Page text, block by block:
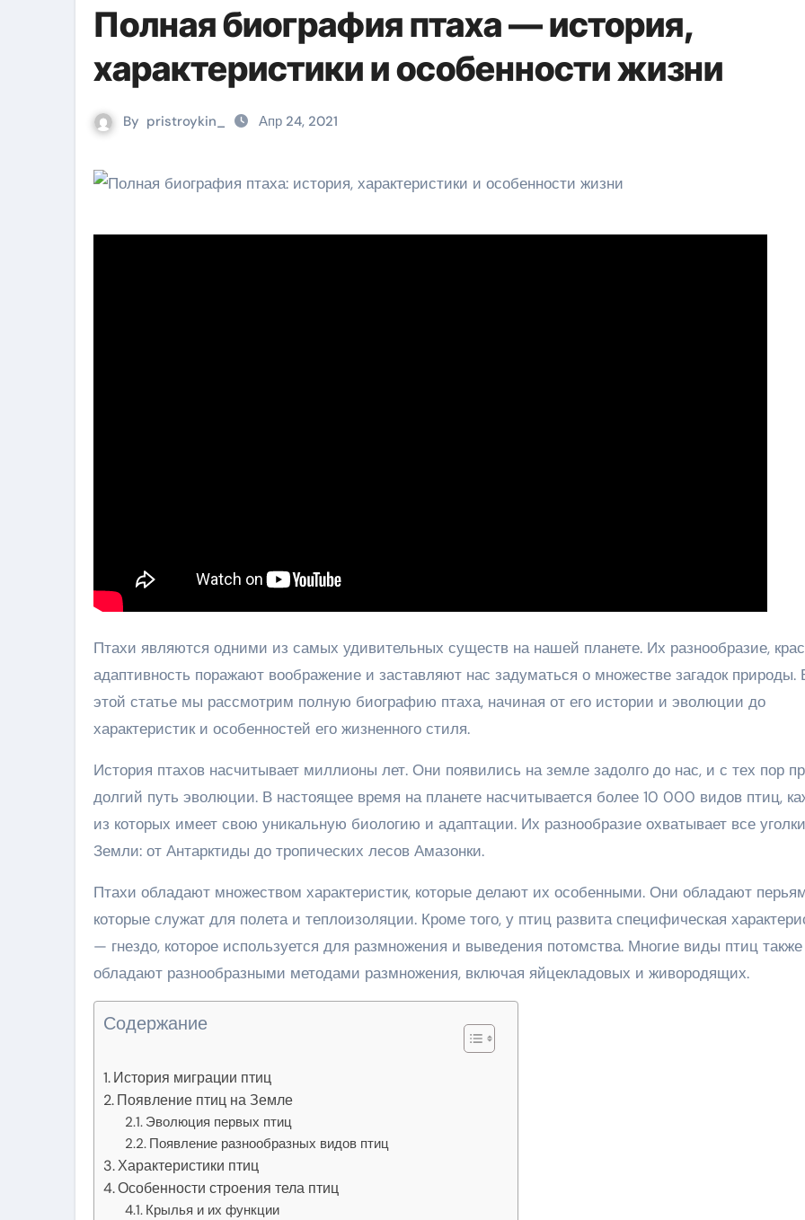
Полная биография птаха — история,
характеристики и особенности жизни
By pristroykin_ Апр 24, 2021
Птахи являются одними из самых удивительных существ на нашей планете. Их разнообразие,
адаптивность поражают воображение и заставляют нас задуматься о множестве загадок природы.
этой статье мы рассмотрим полную биографию птаха, начиная от его истории и эволюции до
характеристик и особенностей его жизненного стиля.
История птахов насчитывает миллионы лет. Они появились на земле задолго до нас, и с тех пор
долгий путь эволюции. В настоящее время на планете насчитывается более 10 000 видов птиц,
из которых имеет свою уникальную биологию и адаптации. Их разнообразие охватывает все уголки
Земли: от Антарктиды до тропических лесов Амазонки.
Птахи обладают множеством характеристик, которые делают их особенными. Они обладают
которые служат для полета и теплоизоляции. Кроме того, у птиц развита специфическая
— гнездо, которое используется для размножения и выведения потомства. Многие виды птиц также
обладают разнообразными методами размножения, включая яйцекладовых и живородящих.
Содержание
История миграции птиц
Появление птиц на Земле
Эволюция первых птиц
Появление разнообразных видов птиц
Характеристики птиц
Особенности строения тела птиц
Крылья и их функции